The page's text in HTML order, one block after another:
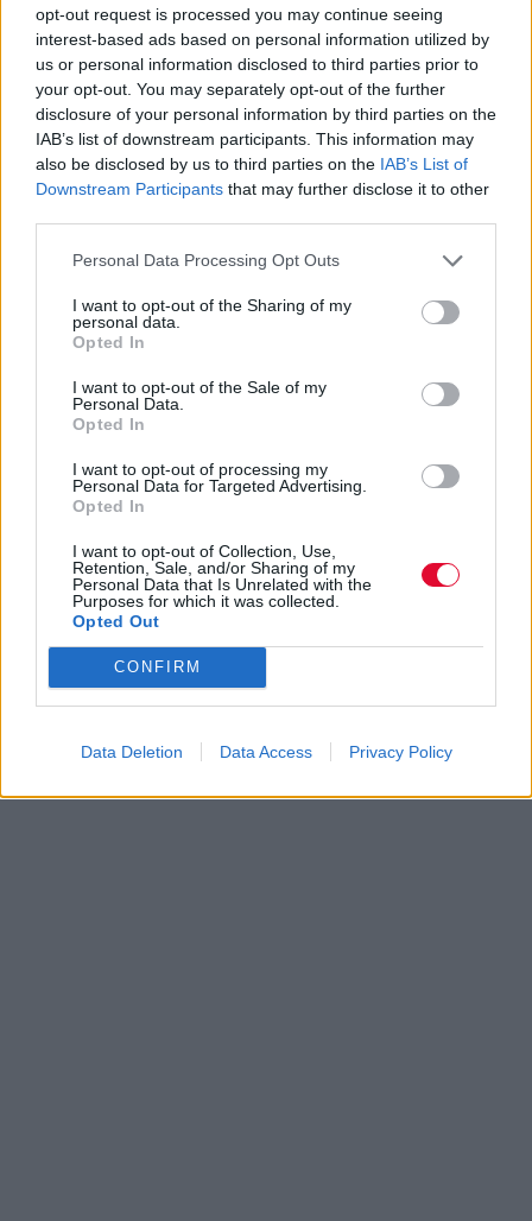
opt-out request is processed you may continue seeing
interest-based ads based on personal information utilized by
us or personal information disclosed to third parties prior to
your opt-out. You may separately opt-out of the further
disclosure of your personal information by third parties on the
IAB’s list of downstream participants. This information may
also be disclosed by us to third parties on the IAB’s List of
Downstream Participants that may further disclose it to other
Personal Data Processing Opt Outs
I want to opt-out of the Sharing of my
personal data.
Opted In
I want to opt-out of the Sale of my
Personal Data.
Opted In
I want to opt-out of processing my
Personal Data for Targeted Advertising.
Opted In
I want to opt-out of Collection, Use,
Retention, Sale, and/or Sharing of my
Personal Data that Is Unrelated with the
Purposes for which it was collected.
Opted Out
CONFIRM
Data Deletion Data Access Privacy Policy